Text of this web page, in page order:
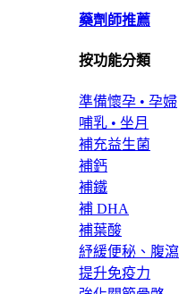
藥劑師推薦
按功能分類
準備懷孕 • 孕婦
哺乳 • 坐月
補充益生菌
補鈣
補鐵
補 DHA
補葉酸
紓緩便秘、腹瀉
提升免疫力